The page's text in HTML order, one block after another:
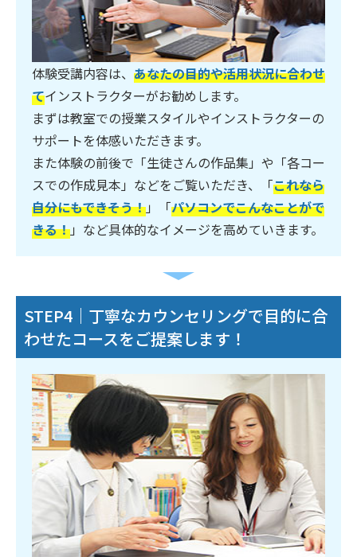
体験受講内容は、 あなたの目的や活用状況に合わせ
てインストラクターがお勧めします。
まずは教室での授業スタイルやインストラクターの
サポートを体感いただきます。
また体験の前後で「生徒さんの作品集」や「各コー
スでの作成見本」などをご覧いただき、「これなら
自分にもできそう！」「パソコンでこんなことがで
きる！」など具体的なイメージを高めていきます。
STEP4｜丁寧なカウンセリングで目的に合
わせたコースをご提案します！